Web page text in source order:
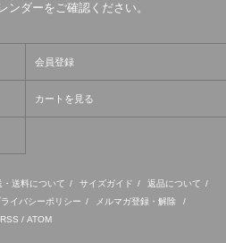
ンダーをご確認ください。
会員登録
カートを見る
・送料について / サイズガイド / 返品について /
ライバシーポリシー / メルマガ登録・解除
/
RSS / ATOM